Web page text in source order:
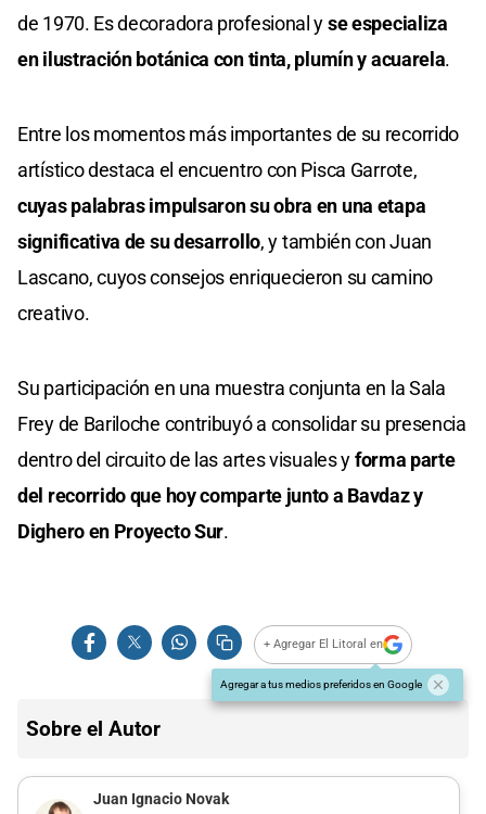
de 1970. Es decoradora profesional yse especializa
en ilustración botánica con tinta, plumín y acuarela.
Entre los momentos más importantes de su recorrido
artístico destaca el encuentro con Pisca Garrote,
cuyas palabras impulsaron su obra en una etapa
significativa de su desarrollo, y también con Juan
Lascano, cuyos consejos enriquecieron su camino
creativo.
Su participación en una muestra conjunta en la Sala
Frey de Bariloche contribuyó a consolidar su presencia
dentro del circuito de las artes visuales yforma parte
del recorrido que hoy comparte junto a Bavdaz y
Dighero en Proyecto Sur.
+ Agregar El Litoral en
Agregar a tus medios preferidos en Google
Sobre el Autor
Juan Ignacio Novak